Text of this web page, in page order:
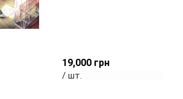
19,000 грн
/ шт.